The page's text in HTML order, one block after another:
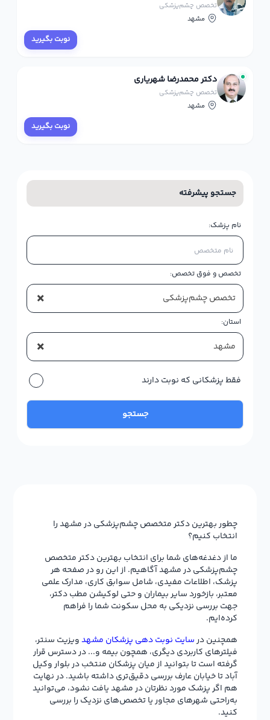
تخصص چشم‌پزشکی
مشهد
نوبت بگیرید
دکتر محمدرضا شهریاری
تخصص چشم‌پزشکی
مشهد
نوبت بگیرید
جستجو پیشرفته
نام پزشک:
تخصص و فوق تخصص:
× تخصص چشم‌پزشکی
استان:
× مشهد
فقط پزشکانی که نوبت دارند
جستجو
چطور بهترین دکتر متخصص چشم‌پزشکی در مشهد را
انتخاب کنیم؟
ما از دغدغه‌های شما برای انتخاب بهترین دکتر متخصص
چشم‌پزشکی در مشهد آگاهیم. از این رو در صفحه هر
پزشک، اطلاعات مفیدی، شامل سوابق کاری، مدارک علمی
معتبر، بازخورد سایر بیماران و حتی لوکیشن مطب دکتر،
جهت بررسی نزدیکی به محل سکونت شما را فراهم
کرده‌ایم.
همچنین درسایت نوبت دهی پزشکان مشهدویزیت سنتر،
فیلترهای کاربردی دیگری، همچون بیمه و... در دسترس قرار
گرفته است تا بتوانید از میان پزشکان منتخب در بلوار وکیل
آباد تا خیابان عارف بررسی دقیق‌تری داشته باشید. در نهایت
هم اگر پزشک مورد نظرتان در مشهد یافت نشود، می‌توانید
به‌راحتی شهرهای مجاور یا تخصص‌های نزدیک را بررسی
کنید.